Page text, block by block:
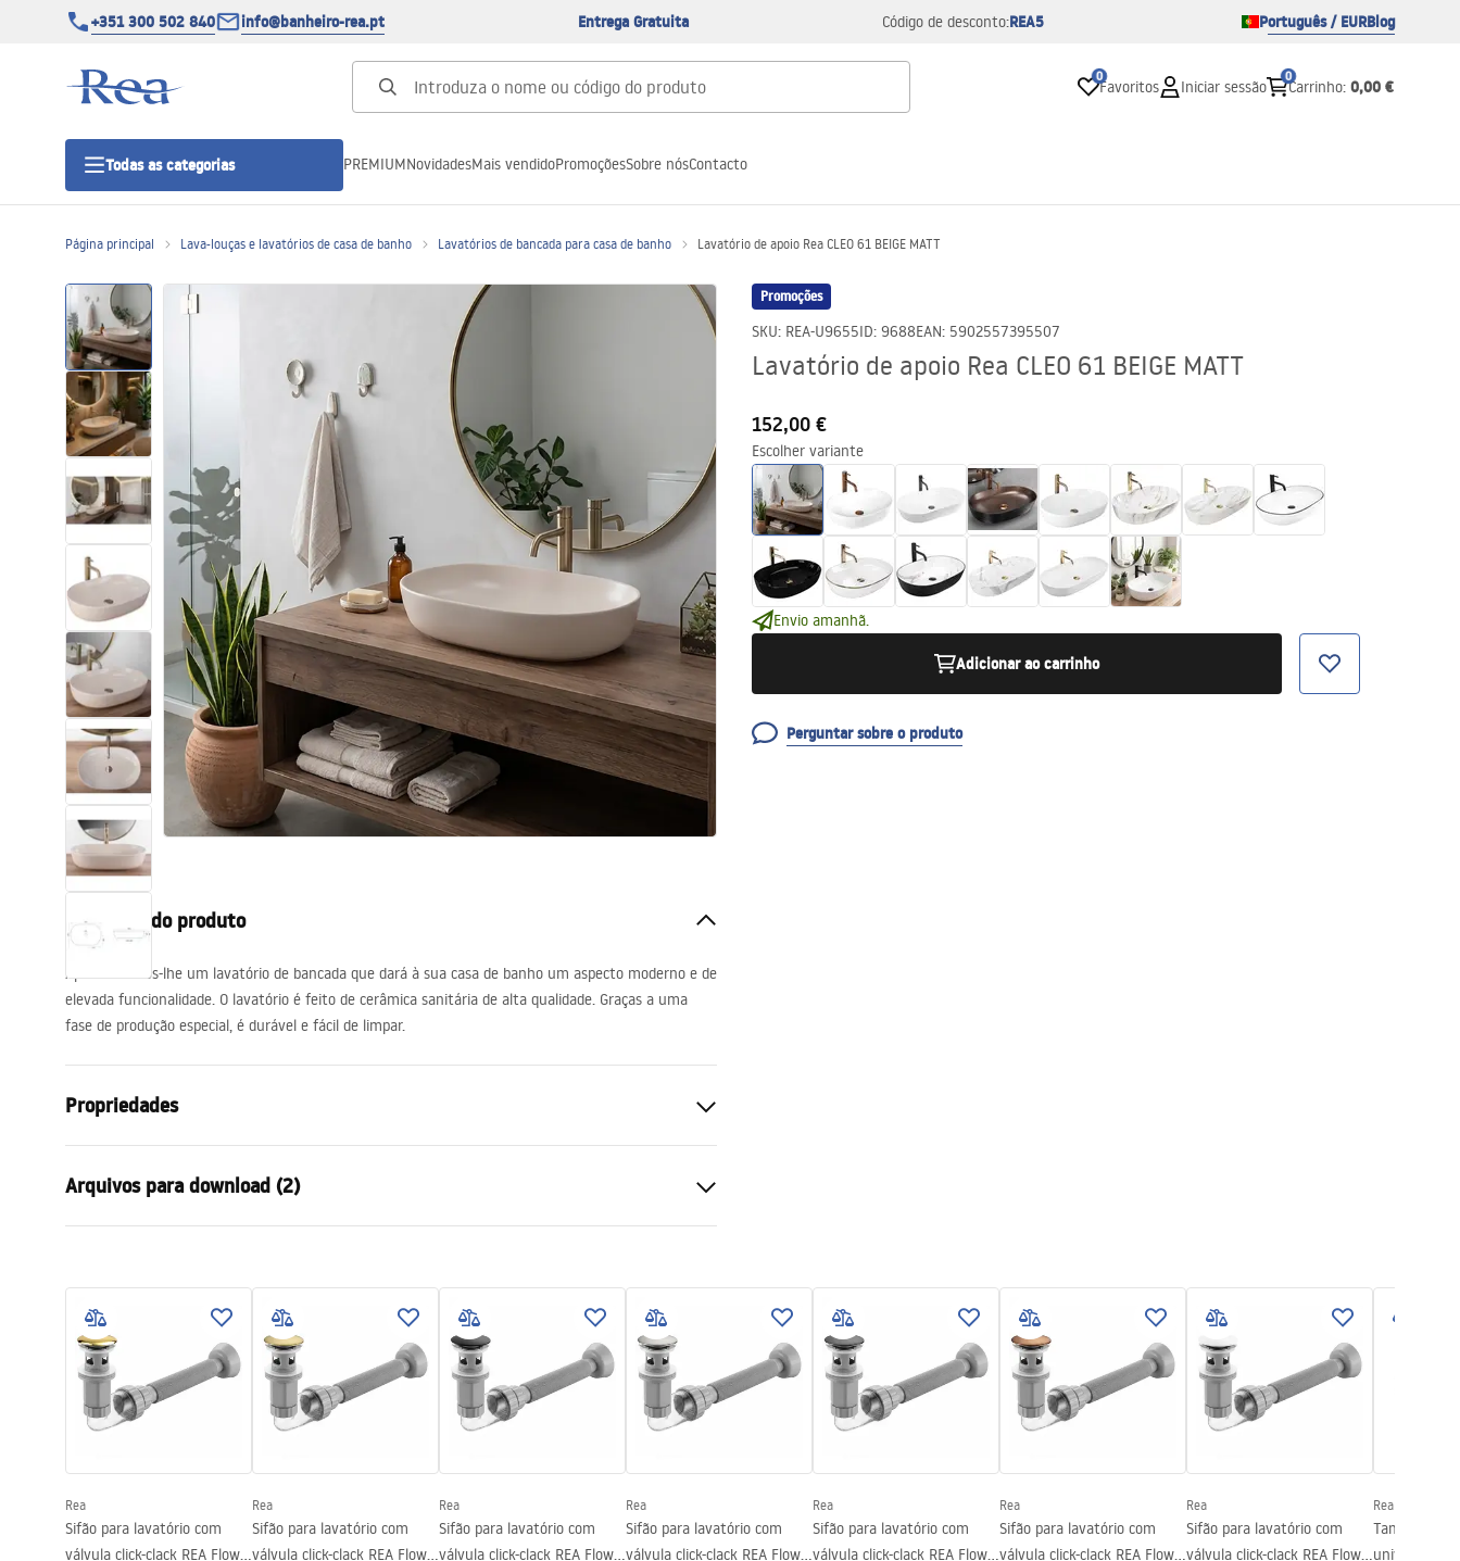
+351 300 502 840 info@banheiro-rea.pt Entrega Gratuita Código de desconto:REA5 Português / EURBlog
0
Favoritos Iniciar sessão
0
Carrinho: 0,00 €
Todas as categorias
outras
Portas de duche
Bases de duche de casa de banho
Sumidouros de duche
Sanitas, lavatórios
Lava-louças e lavatórios de casa
de banho
Cabinas de duche de casa de
banho
Misturadores de casa de banho
Chuveiros de casa de banho
Cozinha
Acessórios de casa de banho,
acessórios de casa de banho
PREMIUMNovidadesMais vendidoPromoçõesSobre nósContacto
Página principal Lava-louças e lavatórios de casa de banho Lavatórios de bancada para casa de banho Lavatório de apoio Rea CLEO 61 BEIGE MATT
Promoções
SKU: REA-U9655ID: 9688EAN: 5902557395507
Lavatório de apoio Rea CLEO 61 BEIGE MATT
152,00 €
Escolher variante
Envio amanhã.
Adicionar ao carrinho
Perguntar sobre o produto
Descrição do produto
Apresentamos-lhe um lavatório de bancada que dará à sua casa de banho um aspecto moderno e de
elevada funcionalidade. O lavatório é feito de cerâmica sanitária de alta qualidade. Graças a uma
fase de produção especial, é durável e fácil de limpar.
Propriedades
Materiais
Cor
Bege
Largura
mm
Altura
140
mm
Profundidade
mm
Furo da bateria
Não
Furo de transbordamento
Arquivos para download (2)
Warranty_Terms_and_Conditions_
Basins_-_5.pdf
Rea
Sifão para lavatório com
válvula click-clack REA Flow
Rea
Sifão para lavatório com
válvula click-clack REA Flow
Rea
Sifão para lavatório com
válvula click-clack REA Flow
Rea
Sifão para lavatório com
válvula click-clack REA Flow
Rea
Sifão para lavatório com
válvula click-clack REA Flow
Rea
Sifão para lavatório com
válvula click-clack REA Flow
Rea
Sifão para lavatório com
válvula click-clack REA Flow
Rea
Tampão de
universal